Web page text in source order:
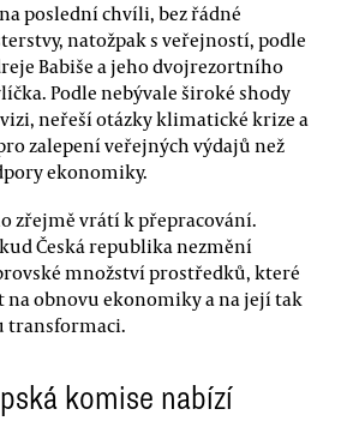
poslední chvíli, bez řádné
natožpak s veřejností, podle
Babiše a jeho dvojrezortního
Podle nebývale široké shody
neřeší otázky klimatické krize a
zalepení veřejných výdajů než
ekonomiky.
zřejmě vrátí k přepracování.
Česká republika nezmění
množství prostředků, které
obnovu ekonomiky a na její tak
transformaci.
komise nabízí